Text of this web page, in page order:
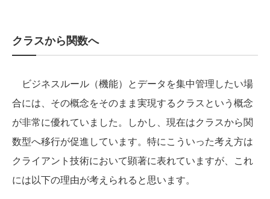
クラスから関数へ
ビジネスルール（機能）とデータを集中管理したい場
合には、その概念をそのまま実現するクラスという概念
が非常に優れていました。しかし、現在はクラスから関
数型へ移行が促進しています。特にこういった考え方は
クライアント技術において顕著に表れていますが、これ
には以下の理由が考えられると思います。